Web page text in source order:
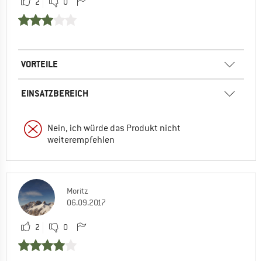
VORTEILE
EINSATZBEREICH
Nein, ich würde das Produkt nicht
weiterempfehlen
Moritz
06.09.2017
2 0